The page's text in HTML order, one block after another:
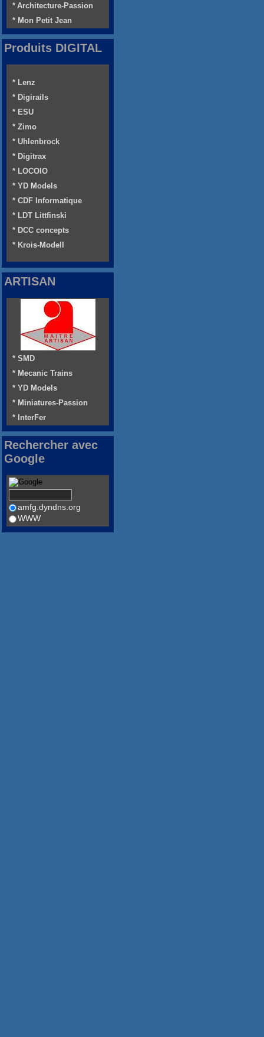
* Architecture-Passion
* Mon Petit Jean
Produits DIGITAL
* Lenz
* Digirails
* ESU
* Zimo
* Uhlenbrock
* Digitrax
* LOCOIO
* YD Models
* CDF Informatique
* LDT Littfinski
* DCC concepts
* Krois-Modell
ARTISAN
* SMD
* Mecanic Trains
* YD Models
* Miniatures-Passion
* InterFer
Rechercher avec
Google
amfg.dyndns.org
WWW